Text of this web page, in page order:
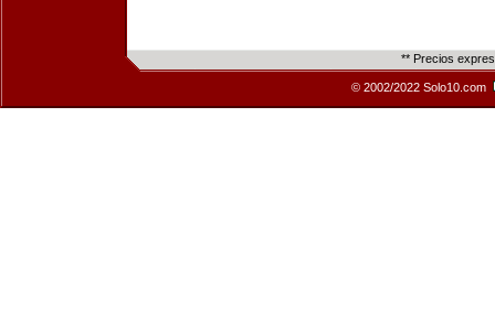
** Precios
© 2002/2022 Solo10.com